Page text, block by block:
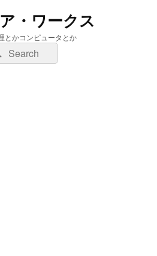
・ワークス
とかコンピュータとか
検
索